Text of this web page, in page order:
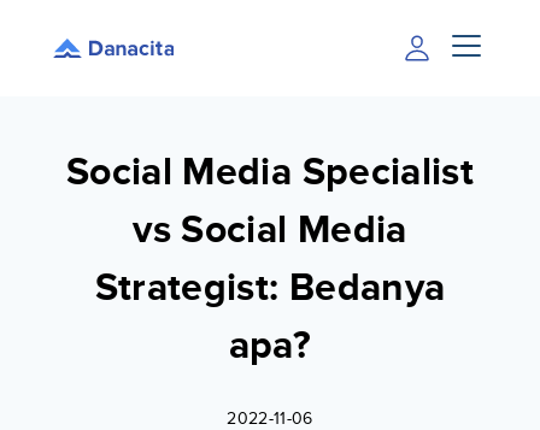
Social Media Specialist
vs Social Media
Strategist: Bedanya
apa?
2022-11-06